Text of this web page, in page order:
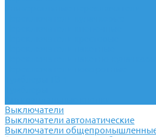
Выключатели
Выключатели автоматические
Выключатели